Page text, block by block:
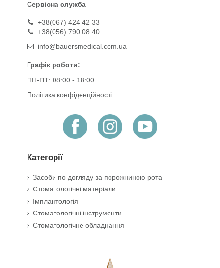
Сервісна служба
+38(067) 424 42 33
+38(056) 790 08 40
info@bauersmedical.com.ua
Графік роботи:
ПН-ПТ: 08:00 - 18:00
Політика конфіденційності
Категорії
Засоби по догляду за порожниною рота
Стоматологічні матеріали
Імплантологія
Стоматологічні інструменти
Стоматологічне обладнання